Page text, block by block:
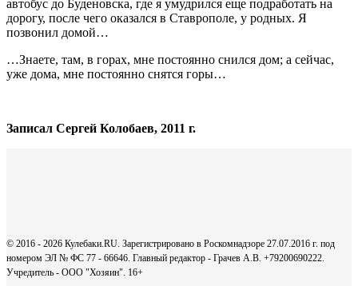
автобус до Буденовска, где я умудрился еще подработать на
дорогу, после чего оказался в Ставрополе, у родных. Я
позвонил домой…
…Знаете, там, в горах, мне постоянно снился дом; а сейчас,
уже дома, мне постоянно снятся горы…
Записал Сергей Колобаев, 2011 г.
© 2016 - 2026 Кулебаки.RU. Зарегистрировано в Роскомнадзоре 27.07.2016 г. под
номером ЭЛ № ФС 77 - 66646. Главный редактор - Грачев А.В. +79200690222.
Учредитель - ООО "Хозяин". 16+